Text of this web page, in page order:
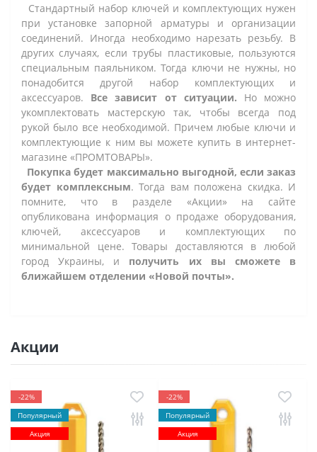
Стандартный набор ключей и комплектующих нужен
при установке запорной арматуры и организации
соединений. Иногда необходимо нарезать резьбу. В
других случаях, если трубы пластиковые, пользуются
специальным паяльником. Тогда ключи не нужны, но
понадобится другой набор комплектующих и
аксессуаров. Все зависит от ситуации. Но можно
укомплектовать мастерскую так, чтобы всегда под
рукой было все необходимой. Причем любые ключи и
комплектующие к ним вы можете купить в интернет-
магазине «ПРОМТОВАРЫ».
Покупка будет максимально выгодной, если заказ
будет комплексным. Тогда вам положена скидка. И
помните, что в разделе «Акции» на сайте
опубликована информация о продаже оборудования,
ключей, аксессуаров и комплектующих по
минимальной цене. Товары доставляются в любой
город Украины, и получить их вы сможете в
ближайшем отделении «Новой почты».
Акции
-22%
Популярный
Акция
-22%
Популярный
Акция